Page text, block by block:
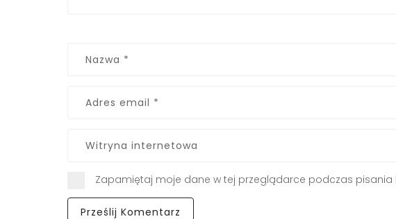
Zapamiętaj moje dane w tej przeglądarce podczas pisania